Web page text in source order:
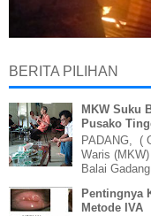
BERITA PILIHAN
MKW Suku
Pusako
PADANG, (
Waris
Balai
Pentingnya
Metode IVA